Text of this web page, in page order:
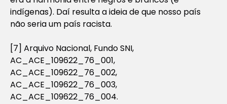
indígenas). Daí resulta a ideia de que nosso país
não seria um país racista.
[7] Arquivo Nacional, Fundo SNI,
AC_ACE_109622_76_001,
AC_ACE_109622_76_002,
AC_ACE_109622_76_003,
AC_ACE_109622_76_004.